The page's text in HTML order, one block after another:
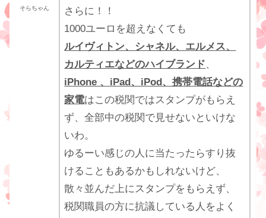
そらちゃん
さらに！！
1000ユーロを超えなくても
ルイヴィトン、シャネル、エルメス、
カルティエなどのハイブランド、
iPhone 、iPad、iPod、携帯電話などの
家電はこの税関ではスタンプがもらえ
ず、全部中の税関で見せないといけな
いわ。
ゆるーい感じの人に当たったらすり抜
けることもあるかもしれないけど、
散々並んだ上にスタンプをもらえず、
税関職員の方に抗議している人をよく